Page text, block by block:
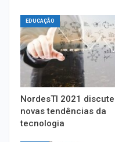
EDUCAÇÃO
NordesTI 2021 discute
novas tendências da
tecnologia